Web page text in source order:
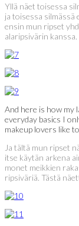
Yllä näet toisessa
ja toisessa silmässä
ensin mun ripset
alaripsivärin kanssa.
And here is how my
everyday basics I
makeup lovers like
Ja tältä mun ripset
itse käytän arkena
monet meikkien
ripsiväriä. Tästä